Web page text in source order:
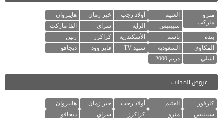
مترو
ماركت
العثيم أولاد رجب خير زمان
هايبروان
سبينيس
الراية سراي
الفا ماركت
بندة
باسم الأسكندرية كراكرز
رنين
المكاوي
السعودية سبيد TV فاير وود
ديجافو
اشلي
دريم 2000
عروض المحلات
كارفور العثيم أولاد رجب خير زمان
هايبروان
سبينيس
مترو كراكرز سراي
ديجافو